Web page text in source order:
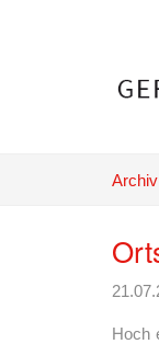
Archiv
Hoch